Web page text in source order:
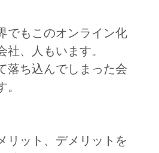
でもこのオンライン化
社、人もいます。
落ち込んでしまった会
リット、デメリットを